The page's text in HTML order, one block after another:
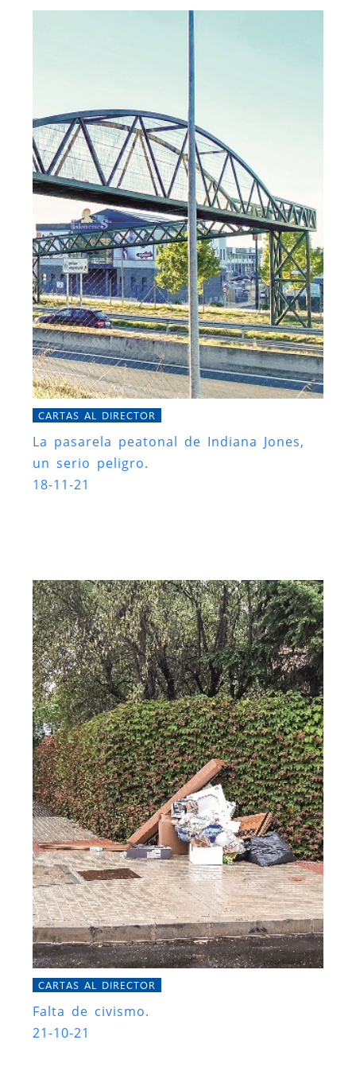
CARTAS AL DIRECTOR
La pasarela peatonal de Indiana Jones,
un serio peligro.
18-11-21
CARTAS AL DIRECTOR
Falta de civismo.
21-10-21